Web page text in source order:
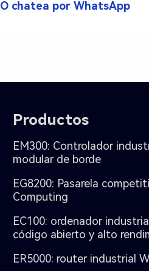
O chatea por WhatsApp
Productos
EM300: Controlador
modular de borde
EG8200: Pasarela
Computing
EC100: ordenador
código abierto y alto
ER5000: router industrial